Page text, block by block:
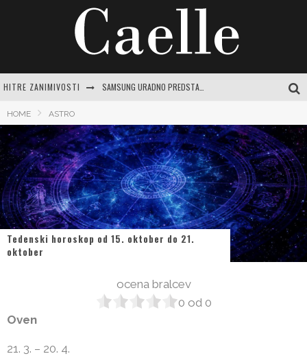
HITRE ZANIMIVOSTI
CENTER VARNE VOŽNJE LOGATEC: CELOVIT VODNIK ZA SAMOZAVESTNO VOŽNJO IN IZPOPOLNJEVANJE
PREPROSTA BUČKINA JUHA: RECEPTI IN NASVETI ZA JESENSKO RAZVAJANJE
JASNA GRBIČ: CELOVIT VODNIK PO ŽIVLJENJU IN DELU SLOVENSKE IKONE
HOME ASTRO
Tedenski horoskop od 15. oktober do 21.
oktober
ocena bralcev
0 od 0
Oven
21. 3. – 20. 4.